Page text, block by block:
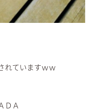
れていますｗｗ
ＤＡ